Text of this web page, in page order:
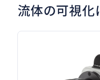
流体の可視化